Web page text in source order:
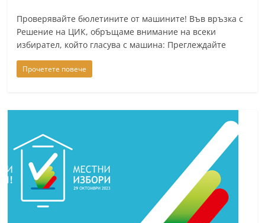
Проверявайте бюлетините от машините! Във връзка с
Решение на ЦИК, обръщаме внимание на всеки
избирател, който гласува с машина: Преглеждайте
Прочетете повече